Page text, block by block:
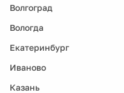
Волгоград
Вологда
Екатеринбург
Иваново
Казань